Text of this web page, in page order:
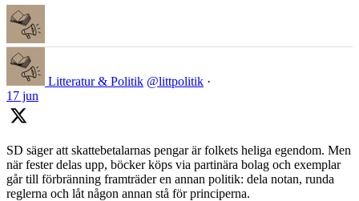
Litteratur & Politik @littpolitik ·
17 jun
SD säger att skattebetalarnas pengar är folkets heliga egendom. Men
när fester delas upp, böcker köps via partinära bolag och exemplar
går till förbränning framträder en annan politik: dela notan, runda
reglerna och låt någon annan stå för principerna.